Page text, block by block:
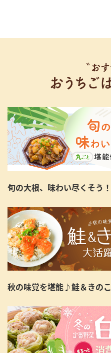
旬の大根、味わい尽くそう
秋の味覚を堪能♪鮭＆きの